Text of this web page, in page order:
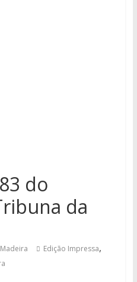
do
da
Edição Impressa,